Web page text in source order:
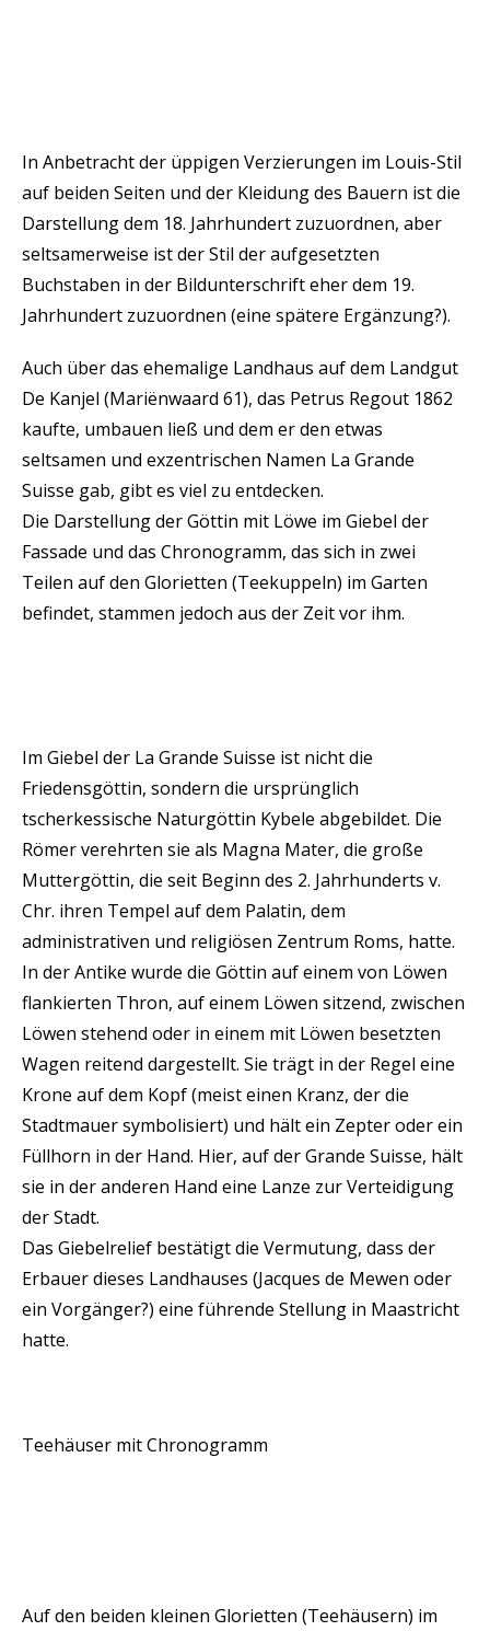
In Anbetracht der üppigen Verzierungen im Louis-Stil
auf beiden Seiten und der Kleidung des Bauern ist die
Darstellung dem 18. Jahrhundert zuzuordnen, aber
seltsamerweise ist der Stil der aufgesetzten
Buchstaben in der Bildunterschrift eher dem 19.
Jahrhundert zuzuordnen (eine spätere Ergänzung?).
Auch über das ehemalige Landhaus auf dem Landgut
De Kanjel (Mariënwaard 61), das Petrus Regout 1862
kaufte, umbauen ließ und dem er den etwas
seltsamen und exzentrischen Namen La Grande
Suisse gab, gibt es viel zu entdecken.
Die Darstellung der Göttin mit Löwe im Giebel der
Fassade und das Chronogramm, das sich in zwei
Teilen auf den Glorietten (Teekuppeln) im Garten
befindet, stammen jedoch aus der Zeit vor ihm.
Im Giebel der La Grande Suisse ist nicht die
Friedensgöttin, sondern die ursprünglich
tscherkessische Naturgöttin Kybele abgebildet. Die
Römer verehrten sie als Magna Mater, die große
Muttergöttin, die seit Beginn des 2. Jahrhunderts v.
Chr. ihren Tempel auf dem Palatin, dem
administrativen und religiösen Zentrum Roms, hatte.
In der Antike wurde die Göttin auf einem von Löwen
flankierten Thron, auf einem Löwen sitzend, zwischen
Löwen stehend oder in einem mit Löwen besetzten
Wagen reitend dargestellt. Sie trägt in der Regel eine
Krone auf dem Kopf (meist einen Kranz, der die
Stadtmauer symbolisiert) und hält ein Zepter oder ein
Füllhorn in der Hand. Hier, auf der Grande Suisse, hält
sie in der anderen Hand eine Lanze zur Verteidigung
der Stadt.
Das Giebelrelief bestätigt die Vermutung, dass der
Erbauer dieses Landhauses (Jacques de Mewen oder
ein Vorgänger?) eine führende Stellung in Maastricht
hatte.
Teehäuser mit Chronogramm
Auf den beiden kleinen Glorietten (Teehäusern) im